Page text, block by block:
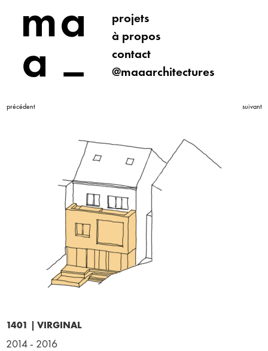
projets
à propos
contact
@maaarchitectures
suivant
précédent
1401 | VIRGINAL
2014 - 2016